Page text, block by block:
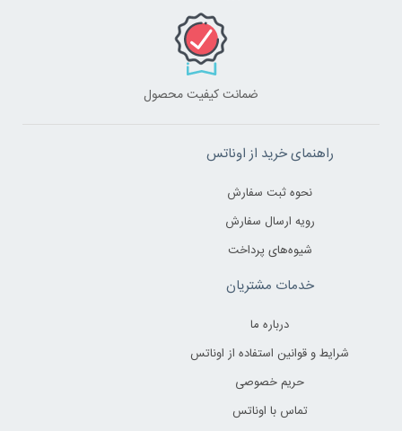
ضمانت کیفیت محصول
راهنمای خرید از اوناتس
نحوه ثبت سفارش
رویه ارسال سفارش
شیوه‌های پرداخت
خدمات مشتریان
درباره ما
شرایط و قوانین استفاده از اوناتس
حریم خصوصی
تماس با اوناتس